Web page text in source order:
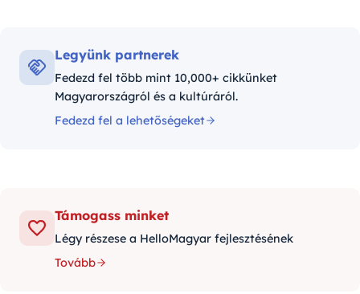
Legyünk partnerek
Fedezd fel több mint 10,000+ cikkünket
Magyarországról és a kultúráról.
Fedezd fel a lehetőségeket
Támogass minket
Légy részese a HelloMagyar fejlesztésének
Tovább